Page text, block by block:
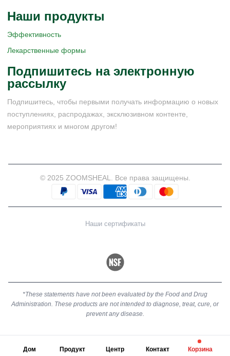
Наши продукты
Эффективность
Лекарственные формы
Подпишитесь на электронную
рассылку
Подпишитесь, чтобы первыми получать информацию о новых
поступлениях, распродажах, эксклюзивном контенте,
мероприятиях и многом другом!
© 2025 ZOOMSHEAL. Все права защищены.
Наши сертификаты
*These statements have not been evaluated by the Food and Drug
Administration. These products are not intended to diagnose, treat, cure, or
prevent any disease.
Дом Продукт Центр Контакт Корзина